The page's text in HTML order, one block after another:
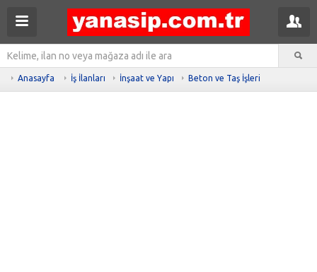
Anasayfa İş İlanları İnşaat ve Yapı Beton ve Taş İşleri